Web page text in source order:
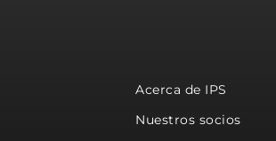
Acerca de IPS
Nuestros socios